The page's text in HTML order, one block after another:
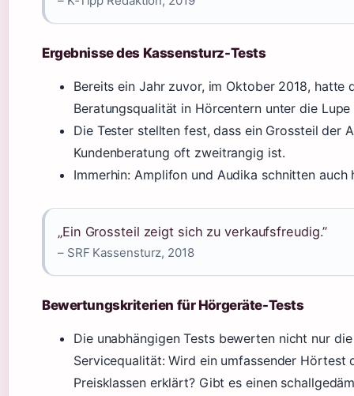
Ergebnisse des Kassensturz-Tests
Bereits ein Jahr zuvor, im Oktober 2018, hatte
Beratungsqualität in Hörcentern unter die
Die Tester stellten fest, dass ein Grossteil
Kundenberatung oft zweitrangig ist.
Immerhin: Amplifon und Audika schnitten auch
„Ein Grossteil zeigt sich zu verkaufsfreudig.”
– SRF Kassensturz, 2018
Bewertungskriterien für Hörgeräte-Tests
Die unabhängigen Tests bewerten nicht nur
Servicequalität: Wird ein umfassender Hörtest
Preisklassen erklärt? Gibt es einen